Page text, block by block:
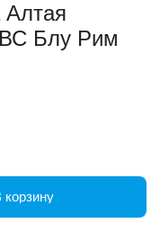
Алтая
Блу Рим
корзину